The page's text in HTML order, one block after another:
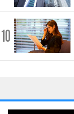
10
1